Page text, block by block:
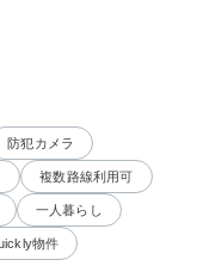
防犯カメラ
複数路線利用可
一人暮らし
物件